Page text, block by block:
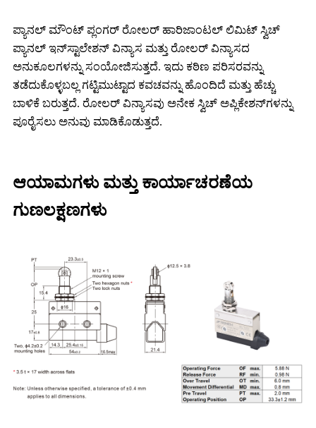
ಪ್ಯಾನಲ್ ಮೌಂಟ್ ಪ್ಲಂಗರ್ ರೋಲರ್ ಹಾರಿಜಾಂಟಲ್ ಲಿಮಿಟ್ ಸ್ವಿಚ್
ಪ್ಯಾನಲ್ ಇನ್‌ಸ್ಟಾಲೇಶನ್ ವಿನ್ಯಾಸ ಮತ್ತು ರೋಲರ್ ವಿನ್ಯಾಸದ
ಅನುಕೂಲಗಳನ್ನು ಸಂಯೋಜಿಸುತ್ತದೆ. ಇದು ಕಠಿಣ ಪರಿಸರವನ್ನು
ತಡೆದುಕೊಳ್ಳಬಲ್ಲ ಗಟ್ಟಿಮುಟ್ಟಾದ ಕವಚವನ್ನು ಹೊಂದಿದೆ ಮತ್ತು ಹೆಚ್ಚು
ಬಾಳಿಕೆ ಬರುತ್ತದೆ. ರೋಲರ್ ವಿನ್ಯಾಸವು ಅನೇಕ ಸ್ವಿಚ್ ಅಪ್ಲಿಕೇಶನ್‌ಗಳನ್ನು
ಪೂರೈಸಲು ಅನುವು ಮಾಡಿಕೊಡುತ್ತದೆ.
ಆಯಾಮಗಳು ಮತ್ತು ಕಾರ್ಯಾಚರಣೆಯ
ಗುಣಲಕ್ಷಣಗಳು